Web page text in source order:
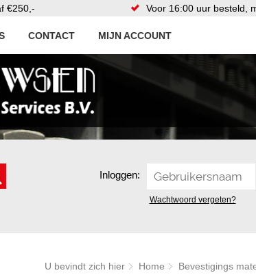
€250,- Voor 16:00 uur besteld,
CONTACT MIJN ACCOUNT
Inloggen:
Wachtwoord vergeten?
U bevindt zich hier Home Bevestigings